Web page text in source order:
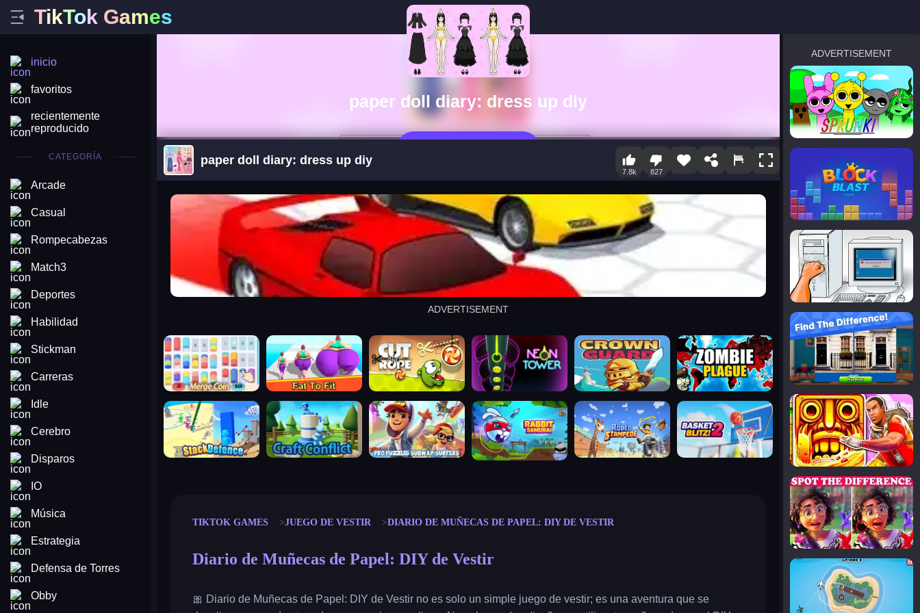
TikTok Games
inicio
favoritos
recientemente
reproducido
CATEGORÍA
Arcade
Casual
Rompecabezas
Match3
Deportes
Habilidad
Stickman
Carreras
Idle
Cerebro
Disparos
IO
Música
Estrategia
Defensa de Torres
Obby
paper doll diary: dress up diy
paper doll diary: dress up diy
7.8k 827
arena king
ADVERTISEMENT
merge coin fat to fit cut the rope neon tower crown guard zombie plague
stack defence craft conflict subway surfers rabbit samurai rodeo stampede basket blitz
TIKTOK GAMES JUEGO DE VESTIR DIARIO DE MUÑECAS DE PAPEL: DIY DE VESTIR
Diario de Muñecas de Papel: DIY de Vestir
🎀 Diario de Muñecas de Papel: DIY de Vestir no es solo un simple juego de vestir; es una aventura que se
ADVERTISEMENT
sprunki
Blocky Blast!
smash it
notice the difference
temple run 2
spot the differences
silly sky